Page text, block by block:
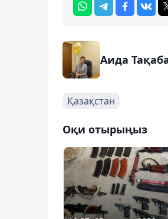
Аида
Қазақстан
Оқи отырыңыз